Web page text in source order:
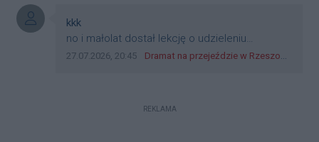
Autor komentarza:
kkk
Treść komentarza:
no i małolat dostał lekcję o udzieleniu
pierwszeństwa
Data dodania komentarza:
27.07.2026, 20:45 Źródło komentarza:
Dramat na przejeździe w Rzeszowie. 16-latek na hulajnodze wjechał wprost pod szynobus
REKLAMA